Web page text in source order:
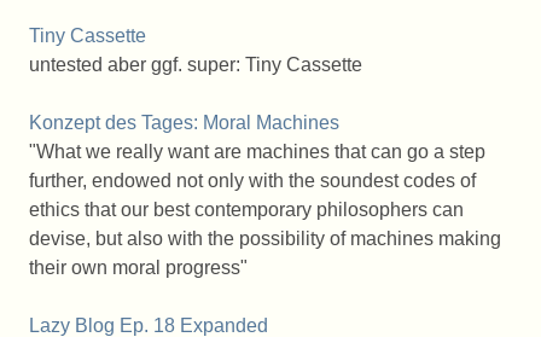
Tiny Cassette
untested aber ggf. super: Tiny Cassette
Konzept des Tages: Moral Machines
"What we really want are machines that can go a step
further, endowed not only with the soundest codes of
ethics that our best contemporary philosophers can
devise, but also with the possibility of machines making
their own moral progress"
Lazy Blog Ep. 18 Expanded